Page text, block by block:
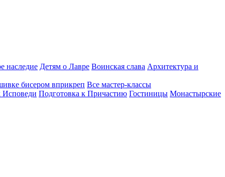
наследие Детям о Лавре Воинская слава Архитектура и
бисером вприкреп Все мастер-классы
Исповеди Подготовка к Причастию Гостиницы Монастырские